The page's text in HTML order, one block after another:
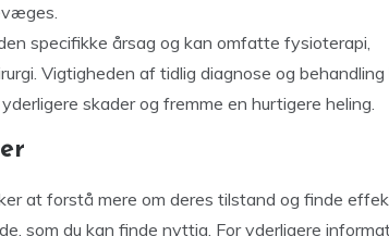
specifikke årsag og kan omfatte fysioterapi,
Vigtigheden af tidlig diagnose og behandling
skader og fremme en hurtigere heling.
at forstå mere om deres tilstand og finde
som du kan finde nyttig. For yderligere